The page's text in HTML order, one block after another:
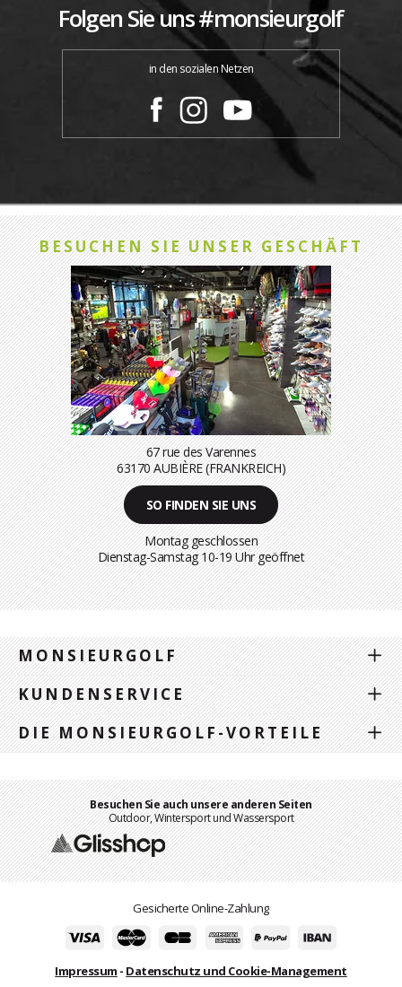
Folgen Sie uns #monsieurgolf
in den sozialen Netzen
BESUCHEN SIE UNSER GESCHÄFT
67 rue des Varennes
63170 AUBIÈRE (FRANKREICH)
SO FINDEN SIE UNS
Montag geschlossen
Dienstag-Samstag 10-19 Uhr geöffnet
MONSIEURGOLF
KUNDENSERVICE
DIE MONSIEURGOLF-VORTEILE
Besuchen Sie auch unsere anderen Seiten
Outdoor, Wintersport und Wassersport
Gesicherte Online-Zahlung
Impressum - Datenschutz und Cookie-Management